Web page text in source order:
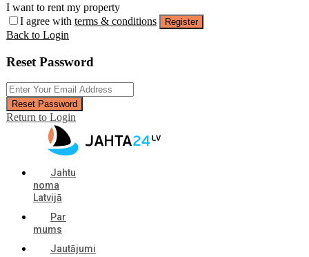
I want to rent my property
I agree with terms & conditions Register
Back to Login
Reset Password
Reset Password
Return to Login
Jahtu
noma
Latvijā
Par
mums
Jautājumi